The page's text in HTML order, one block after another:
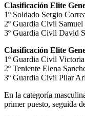
Clasificación Elite
1º Soldado Sergio
2º Guardia Civil
3º Guardia Civil David
Clasificación Elite
1º Guardia Civil
2º Teniente Elena
3º Guardia Civil Pilar
En la categoría
primer puesto, seguida